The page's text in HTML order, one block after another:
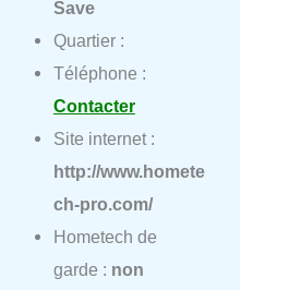
Save
Quartier :
Téléphone :
Contacter
Site internet :
http://www.homete
ch-pro.com/
Hometech de
garde : non